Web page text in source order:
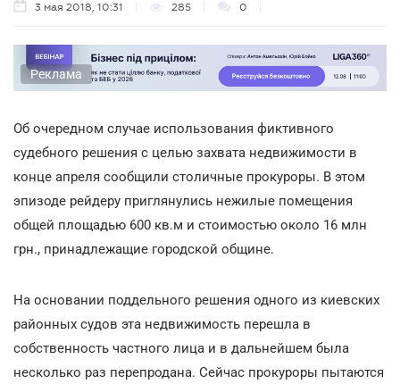
3 мая 2018, 10:31 285 0
Реклама
Об очередном случае использования фиктивного
судебного решения с целью захвата недвижимости в
конце апреля сообщили столичные прокуроры. В этом
эпизоде рейдеру приглянулись нежилые помещения
общей площадью 600 кв.м и стоимостью около 16 млн
грн., принадлежащие городской общине.
На основании поддельного решения одного из киевских
районных судов эта недвижимость перешла в
собственность частного лица и в дальнейшем была
несколько раз перепродана. Сейчас прокуроры пытаются